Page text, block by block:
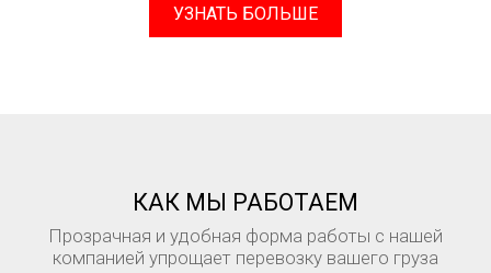
УЗНАТЬ БОЛЬШЕ
КАК МЫ РАБОТАЕМ
Прозрачная и удобная форма работы с нашей
компанией упрощает перевозку вашего груза